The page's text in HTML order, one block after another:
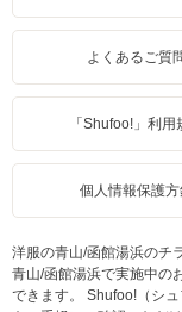
よくあるご質
「Shufoo!」利用
個人情報保護方
洋服の青山/函館湯浜のチ
青山/函館湯浜で実施中の
できます。 Shufoo!（シ